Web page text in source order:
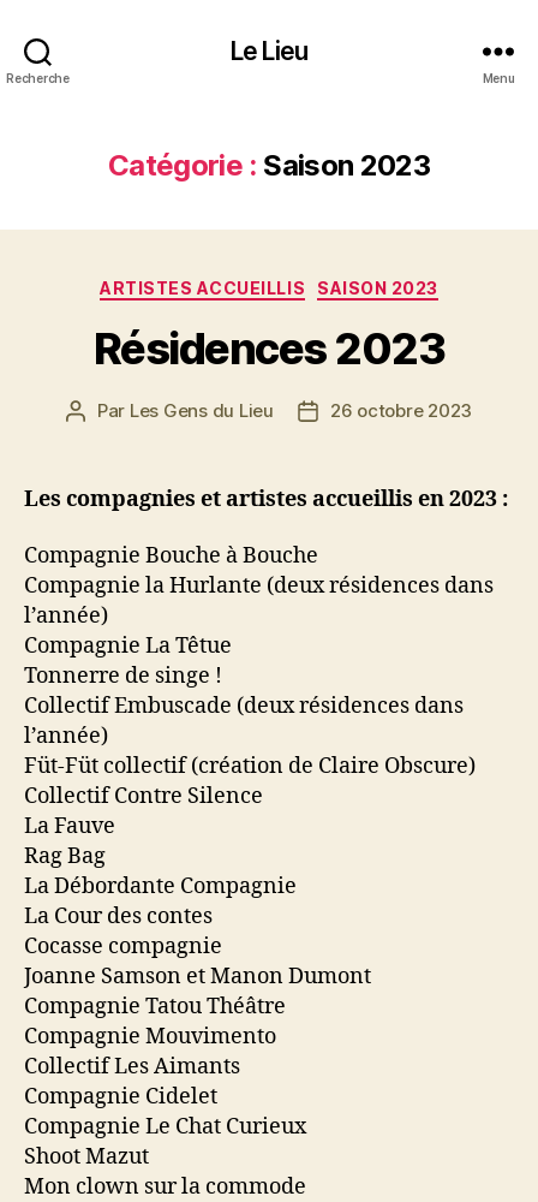
Recherche
Le Lieu
Menu
Catégorie : Saison 2023
Catégories
ARTISTES ACCUEILLIS SAISON 2023
Résidences 2023
Auteur
Par Les Gens du Lieu
Date26 octobre 2023
Les compagnies et artistes accueillis en 2023 :
Compagnie Bouche à Bouche
Compagnie la Hurlante (deux résidences dans
l’année)
Compagnie La Têtue
Tonnerre de singe !
Collectif Embuscade (deux résidences dans
l’année)
Füt-Füt collectif (création de Claire Obscure)
Collectif Contre Silence
La Fauve
Rag Bag
La Débordante Compagnie
La Cour des contes
Cocasse compagnie
Joanne Samson et Manon Dumont
Compagnie Tatou Théâtre
Compagnie Mouvimento
Collectif Les Aimants
Compagnie Cidelet
Compagnie Le Chat Curieux
Shoot Mazut
Mon clown sur la commode